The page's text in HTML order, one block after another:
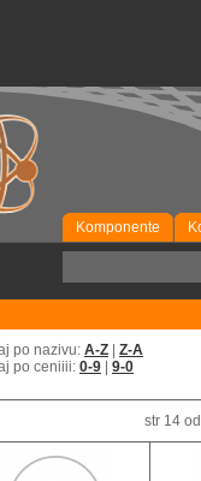
Komponente
po nazivu: A-Z
Z-A
po ceniiii: 0-9 9-0
str 14